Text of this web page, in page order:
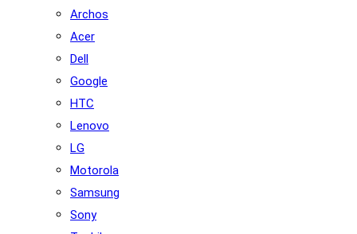
Archos
Acer
Dell
Google
HTC
Lenovo
LG
Motorola
Samsung
Sony